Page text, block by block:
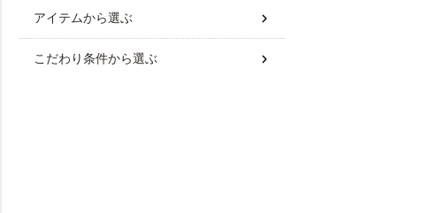
アイテムから選ぶ
こだわり条件から選ぶ